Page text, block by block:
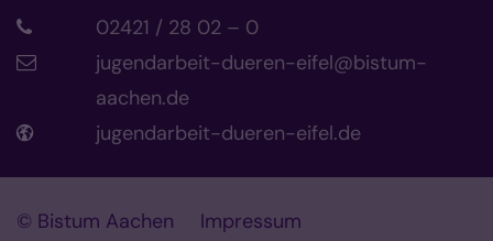
02421 / 28 02 – 0
jugendarbeit-dueren-eifel@bistum-
aachen.de
jugendarbeit-dueren-eifel.de
© Bistum Aachen
Impressum